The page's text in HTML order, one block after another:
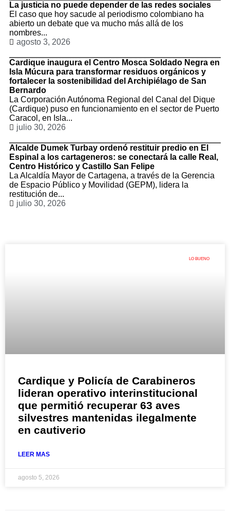
La justicia no puede depender de las redes sociales
El caso que hoy sacude al periodismo colombiano ha
abierto un debate que va mucho más allá de los
nombres...
agosto 3, 2026
Cardique inaugura el Centro Mosca Soldado Negra en
Isla Múcura para transformar residuos orgánicos y
fortalecer la sostenibilidad del Archipiélago de San
Bernardo
La Corporación Autónoma Regional del Canal del Dique
(Cardique) puso en funcionamiento en el sector de Puerto
Caracol, en Isla...
julio 30, 2026
Alcalde Dumek Turbay ordenó restituir predio en El
Espinal a los cartageneros: se conectará la calle Real,
Centro Histórico y Castillo San Felipe
La Alcaldía Mayor de Cartagena, a través de la Gerencia
de Espacio Público y Movilidad (GEPM), lidera la
restitución de...
julio 30, 2026
LO BUENO
Cardique y Policía de Carabineros
lideran operativo interinstitucional
que permitió recuperar 63 aves
silvestres mantenidas ilegalmente
en cautiverio
LEER MAS
agosto 5, 2026